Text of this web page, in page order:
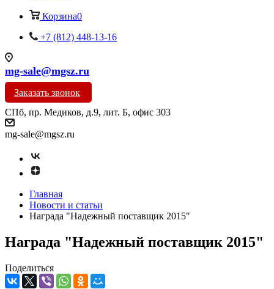
Корзина0
+7 (812) 448-13-16
mg-sale@mgsz.ru
Заказать звонок
СПб, пр. Медиков, д.9, лит. Б, офис 303
mg-sale@mgsz.ru
Главная
Новости и статьи
Награда "Надежный поставщик 2015"
Награда "Надежный поставщик 2015"
Поделиться